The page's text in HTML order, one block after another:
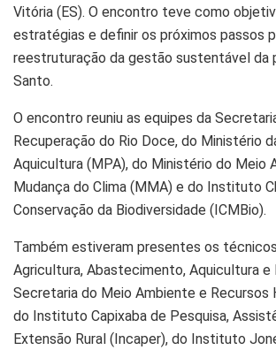
Vitória (ES). O encontro teve como
estratégias e definir os próximos passos
reestruturação da gestão sustentável da
Santo.
O encontro reuniu as equipes da
Recuperação do Rio Doce, do Ministério
Aquicultura (MPA), do Ministério do Meio
Mudança do Clima (MMA) e do Instituto
Conservação da Biodiversidade (ICMBio).
Também estiveram presentes os
Agricultura, Abastecimento, Aquicultura e
Secretaria do Meio Ambiente e Recursos
do Instituto Capixaba de Pesquisa,
Extensão Rural (Incaper), do Instituto